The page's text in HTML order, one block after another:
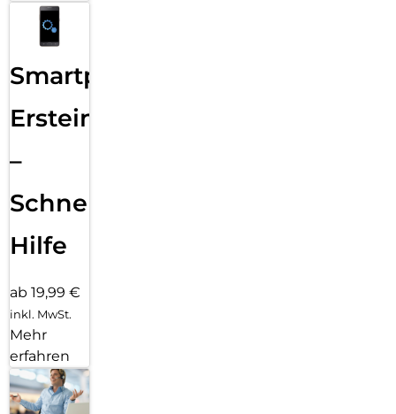
Smartphone
Ersteinrichtung
–
Schnelle
Hilfe
ab 19,99 €
inkl. MwSt.
Mehr
erfahren